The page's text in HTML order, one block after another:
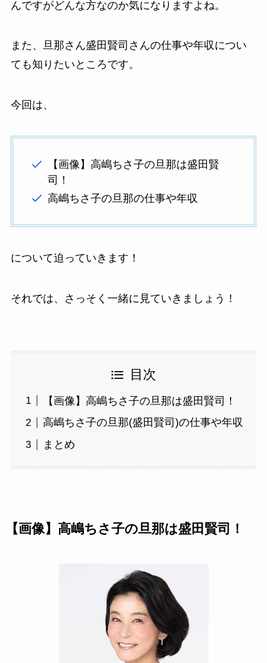
んですがどんな方なのか気になりますよね。
また、旦那さん盛田賢司さんの仕事や年収につい
ても知りたいところです。
今回は、
【画像】高嶋ちさ子の旦那は盛田賢
司！
高嶋ちさ子の旦那の仕事や年収
について迫っていきます！
それでは、さっそく一緒に見ていきましょう！
目次
【画像】高嶋ちさ子の旦那は盛田賢司！
高嶋ちさ子の旦那(盛田賢司)の仕事や年収
まとめ
【画像】高嶋ちさ子の旦那は盛田賢司！